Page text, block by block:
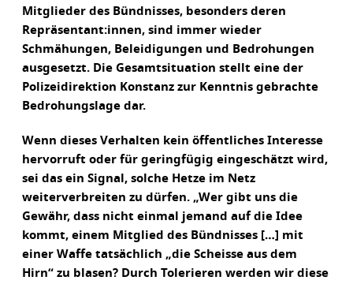
Mitglieder des Bündnisses, besonders deren
Repräsentant:innen, sind immer wieder
Schmähungen, Beleidigungen und Bedrohungen
ausgesetzt. Die Gesamtsituation stellt eine der
Polizeidirektion Konstanz zur Kenntnis gebrachte
Bedrohungslage dar.
Wenn dieses Verhalten kein öffentliches Interesse
hervorruft oder für geringfügig eingeschätzt wird,
sei das ein Signal, solche Hetze im Netz
weiterverbreiten zu dürfen. „Wer gibt uns die
Gewähr, dass nicht einmal jemand auf die Idee
kommt, einem Mitglied des Bündnisses […] mit
einer Waffe tatsächlich „die Scheisse aus dem
Hirn“ zu blasen? Durch Tolerieren werden wir diese